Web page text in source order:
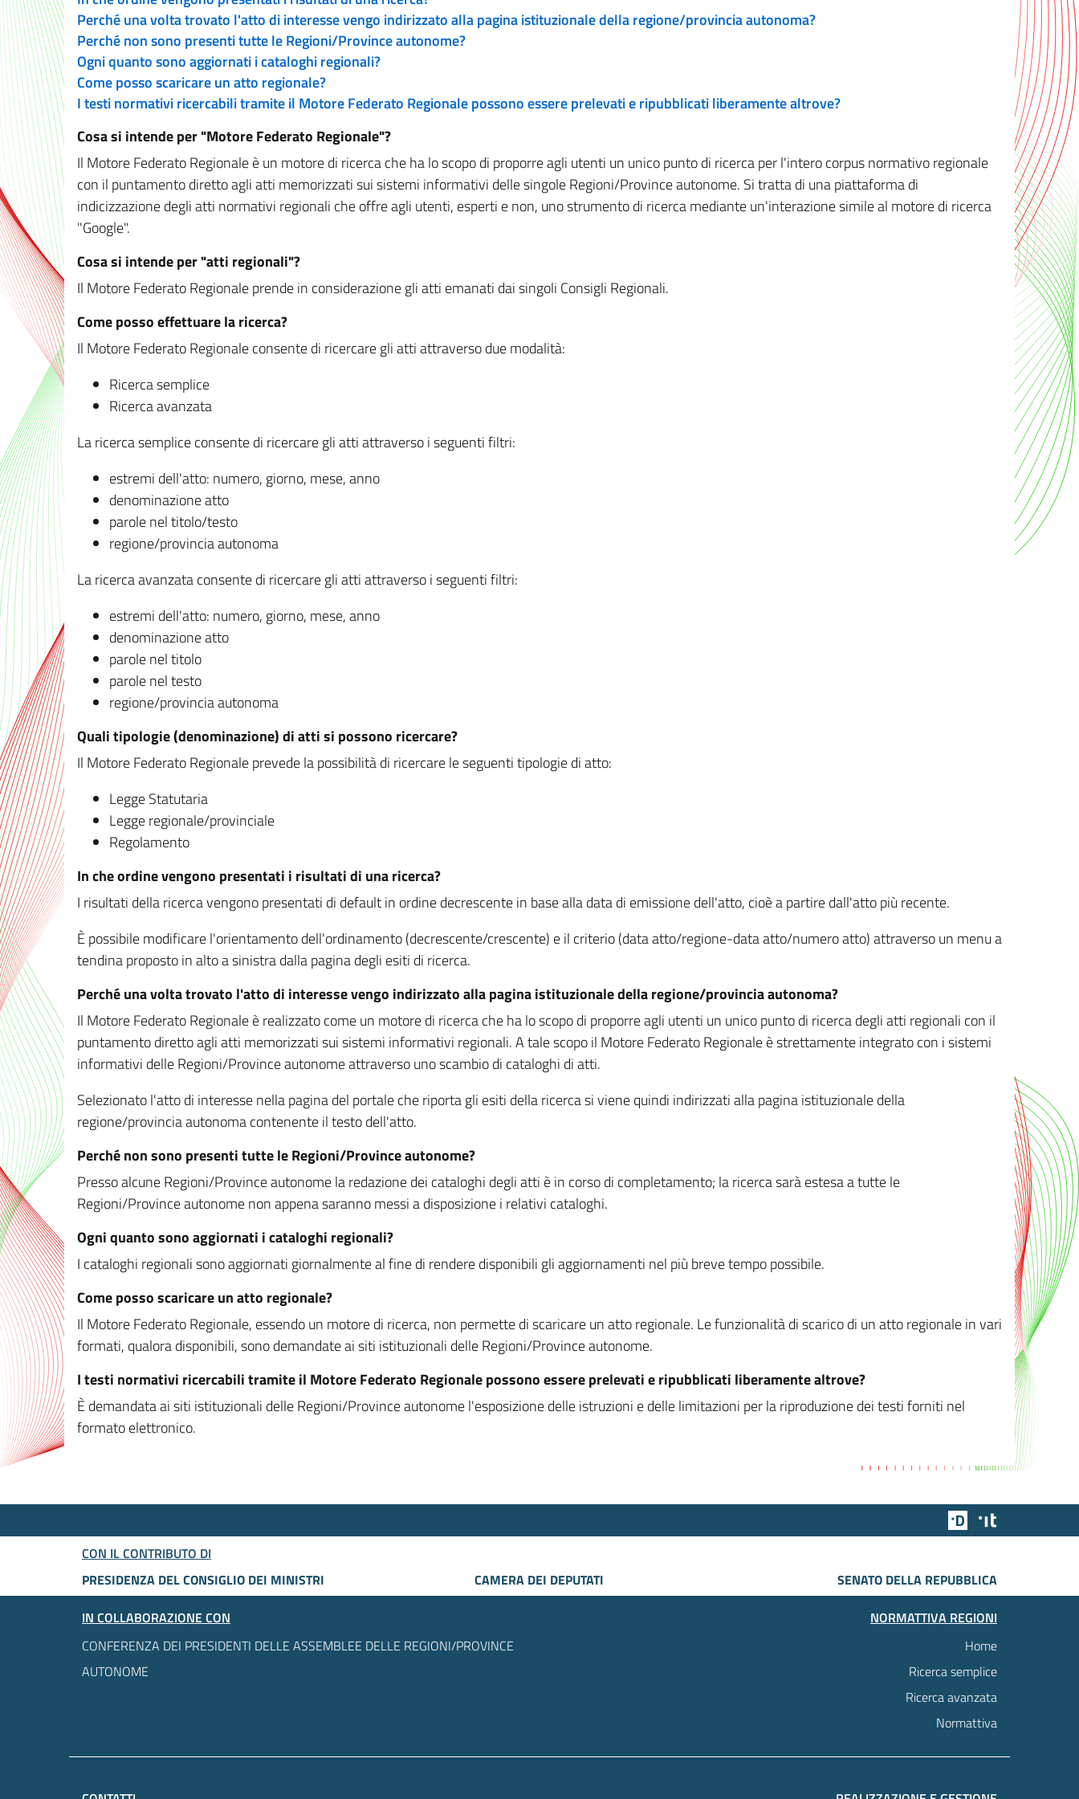
Perché una volta trovato l'atto di interesse vengo indirizzato alla pagina istituzionale della regione/provincia autonoma?
Perché non sono presenti tutte le Regioni/Province autonome?
Ogni quanto sono aggiornati i cataloghi regionali?
Come posso scaricare un atto regionale?
I testi normativi ricercabili tramite il Motore Federato Regionale possono essere prelevati e ripubblicati liberamente altrove?
Cosa si intende per "Motore Federato Regionale"?
Il Motore Federato Regionale è un motore di ricerca che ha lo scopo di proporre agli utenti un unico punto di ricerca per l'intero corpus normativo regionale
con il puntamento diretto agli atti memorizzati sui sistemi informativi delle singole Regioni/Province autonome. Si tratta di una piattaforma di
indicizzazione degli atti normativi regionali che offre agli utenti, esperti e non, uno strumento di ricerca mediante un'interazione simile al motore di ricerca
"Google".
Cosa si intende per "atti regionali"?
Il Motore Federato Regionale prende in considerazione gli atti emanati dai singoli Consigli Regionali.
Come posso effettuare la ricerca?
Il Motore Federato Regionale consente di ricercare gli atti attraverso due modalità:
Ricerca semplice
Ricerca avanzata
La ricerca semplice consente di ricercare gli atti attraverso i seguenti filtri:
estremi dell'atto: numero, giorno, mese, anno
denominazione atto
parole nel titolo/testo
regione/provincia autonoma
La ricerca avanzata consente di ricercare gli atti attraverso i seguenti filtri:
estremi dell'atto: numero, giorno, mese, anno
denominazione atto
parole nel titolo
parole nel testo
regione/provincia autonoma
Quali tipologie (denominazione) di atti si possono ricercare?
Il Motore Federato Regionale prevede la possibilità di ricercare le seguenti tipologie di atto:
Legge Statutaria
Legge regionale/provinciale
Regolamento
In che ordine vengono presentati i risultati di una ricerca?
I risultati della ricerca vengono presentati di default in ordine decrescente in base alla data di emissione dell'atto, cioè a partire dall'atto più recente.
È possibile modificare l'orientamento dell'ordinamento (decrescente/crescente) e il criterio (data atto/regione-data atto/numero atto) attraverso un menu a
tendina proposto in alto a sinistra dalla pagina degli esiti di ricerca.
Perché una volta trovato l'atto di interesse vengo indirizzato alla pagina istituzionale della regione/provincia autonoma?
Il Motore Federato Regionale è realizzato come un motore di ricerca che ha lo scopo di proporre agli utenti un unico punto di ricerca degli atti regionali con il
puntamento diretto agli atti memorizzati sui sistemi informativi regionali. A tale scopo il Motore Federato Regionale è strettamente integrato con i sistemi
informativi delle Regioni/Province autonome attraverso uno scambio di cataloghi di atti.
Selezionato l'atto di interesse nella pagina del portale che riporta gli esiti della ricerca si viene quindi indirizzati alla pagina istituzionale della
regione/provincia autonoma contenente il testo dell'atto.
Perché non sono presenti tutte le Regioni/Province autonome?
Presso alcune Regioni/Province autonome la redazione dei cataloghi degli atti è in corso di completamento; la ricerca sarà estesa a tutte le
Regioni/Province autonome non appena saranno messi a disposizione i relativi cataloghi.
Ogni quanto sono aggiornati i cataloghi regionali?
I cataloghi regionali sono aggiornati giornalmente al fine di rendere disponibili gli aggiornamenti nel più breve tempo possibile.
Come posso scaricare un atto regionale?
Il Motore Federato Regionale, essendo un motore di ricerca, non permette di scaricare un atto regionale. Le funzionalità di scarico di un atto regionale in vari
formati, qualora disponibili, sono demandate ai siti istituzionali delle Regioni/Province autonome.
I testi normativi ricercabili tramite il Motore Federato Regionale possono essere prelevati e ripubblicati liberamente altrove?
È demandata ai siti istituzionali delle Regioni/Province autonome l'esposizione delle istruzioni e delle limitazioni per la riproduzione dei testi forniti nel
formato elettronico.
Team Digitale
CON IL CONTRIBUTO DI
PRESIDENZA DEL CONSIGLIO DEI MINISTRI
CAMERA DEI DEPUTATI
SENATO DELLA REPUBBLICA
IN COLLABORAZIONE CON
CONFERENZA DEI PRESIDENTI DELLE ASSEMBLEE DELLE REGIONI/PROVINCE
AUTONOME
NORMATTIVA REGIONI
Home
Ricerca semplice
Ricerca avanzata
Normattiva